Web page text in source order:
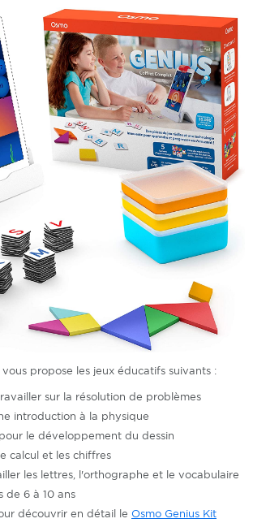
vous propose les jeux éducatifs suivants :
sur la résolution de problèmes
introduction à la physique
le développement du dessin
calcul et les chiffres
les lettres, l'orthographe et le vocabulaire
de 6 à 10 ans
découvrir en détail le Osmo Genius Kit